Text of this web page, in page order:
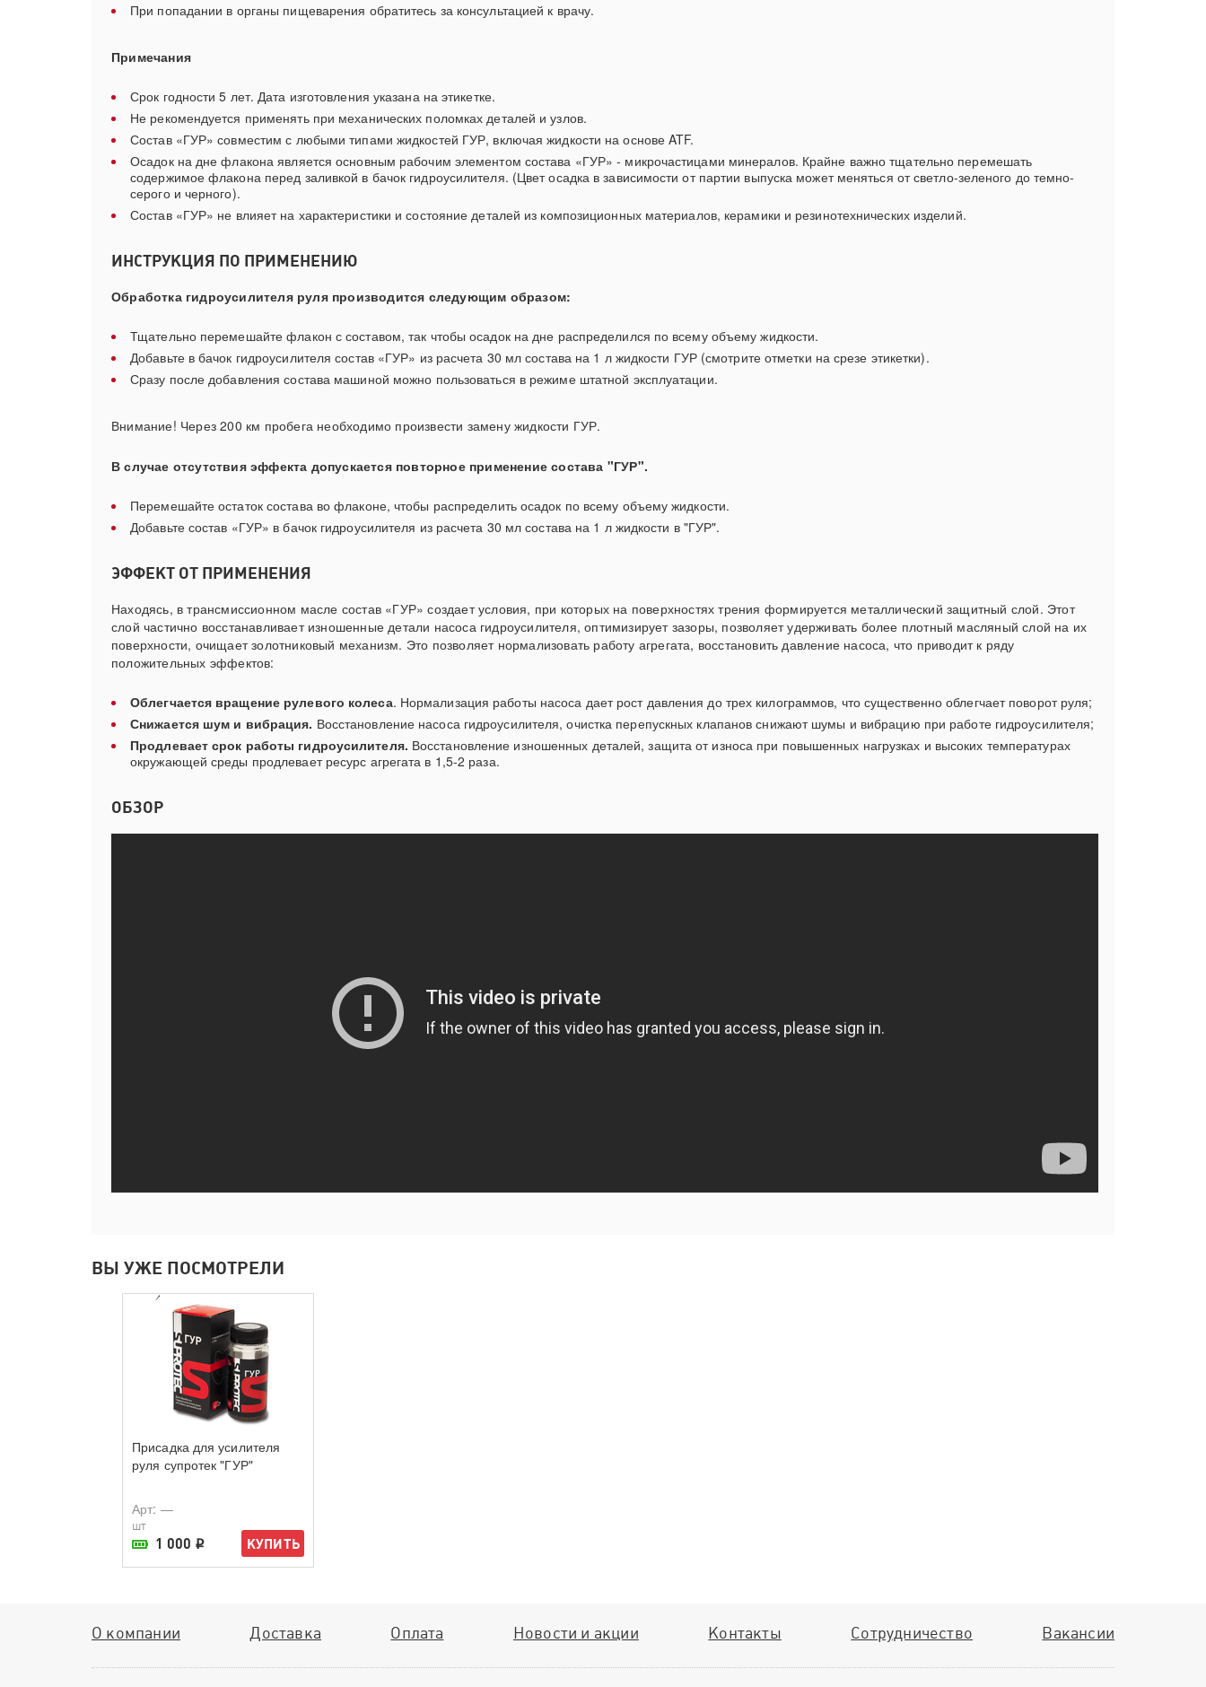
При попадании в органы пищеварения обратитесь за консультацией к врачу.
Примечания
Срок годности 5 лет. Дата изготовления указана на этикетке.
Не рекомендуется применять при механических поломках деталей и узлов.
Состав «ГУР» совместим с любыми типами жидкостей ГУР, включая жидкости на основе ATF.
Осадок на дне флакона является основным рабочим элементом состава «ГУР» - микрочастицами минералов. Крайне важно тщательно перемешать
содержимое флакона перед заливкой в бачок гидроусилителя. (Цвет осадка в зависимости от партии выпуска может меняться от светло-зеленого до темно-
серого и черного).
Состав «ГУР» не влияет на характеристики и состояние деталей из композиционных материалов, керамики и резинотехнических изделий.
ИНСТРУКЦИЯ ПО ПРИМЕНЕНИЮ
Обработка гидроусилителя руля производится следующим образом:
Тщательно перемешайте флакон с составом, так чтобы осадок на дне распределился по всему объему жидкости.
Добавьте в бачок гидроусилителя состав «ГУР» из расчета 30 мл состава на 1 л жидкости ГУР (смотрите отметки на срезе этикетки).
Сразу после добавления состава машиной можно пользоваться в режиме штатной эксплуатации.
Внимание! Через 200 км пробега необходимо произвести замену жидкости ГУР.
В случае отсутствия эффекта допускается повторное применение состава "ГУР".
Перемешайте остаток состава во флаконе, чтобы распределить осадок по всему объему жидкости.
Добавьте состав «ГУР» в бачок гидроусилителя из расчета 30 мл состава на 1 л жидкости в "ГУР".
ЭФФЕКТ ОТ ПРИМЕНЕНИЯ
Находясь, в трансмиссионном масле состав «ГУР» создает условия, при которых на поверхностях трения формируется металлический защитный слой. Этот
слой частично восстанавливает изношенные детали насоса гидроусилителя, оптимизирует зазоры, позволяет удерживать более плотный масляный слой на их
поверхности, очищает золотниковый механизм. Это позволяет нормализовать работу агрегата, восстановить давление насоса, что приводит к ряду
положительных эффектов:
Облегчается вращение рулевого колеса. Нормализация работы насоса дает рост давления до трех килограммов, что существенно облегчает поворот руля;
Снижается шум и вибрация. Восстановление насоса гидроусилителя, очистка перепускных клапанов снижают шумы и вибрацию при работе гидроусилителя;
Продлевает срок работы гидроусилителя. Восстановление изношенных деталей, защита от износа при повышенных нагрузках и высоких температурах
окружающей среды продлевает ресурс агрегата в 1,5-2 раза.
ОБЗОР
ВЫ УЖЕ ПОСМОТРЕЛИ
В наличии в магазине
Присадка для усилителя
руля супротек "ГУР"
Арт: —
шт
1 000 i КУПИТЬ
О компании Доставка Оплата Новости и акции Контакты Сотрудничество Вакансии